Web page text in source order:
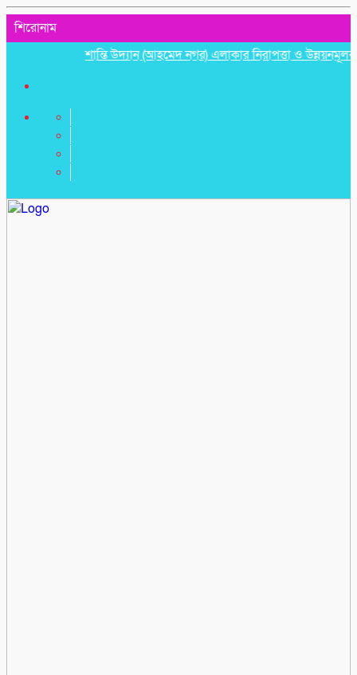
শিরোনাম
শান্তি উদ্যান (আহমেদ নগর) এলাকার নিরাপত্তা ও উন্নয়নমূলক